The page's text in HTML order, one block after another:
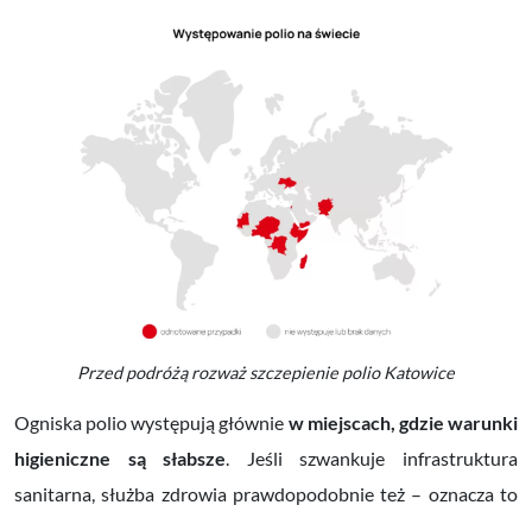
Przed podróżą rozważ szczepienie polio Katowice
Ogniska polio występują głównie w miejscach, gdzie warunki
higieniczne są słabsze. Jeśli szwankuje infrastruktura
sanitarna, służba zdrowia prawdopodobnie też – oznacza to